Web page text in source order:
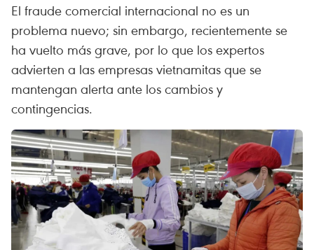
El fraude comercial internacional no es un
problema nuevo; sin embargo, recientemente se
ha vuelto más grave, por lo que los expertos
advierten a las empresas vietnamitas que se
mantengan alerta ante los cambios y
contingencias.